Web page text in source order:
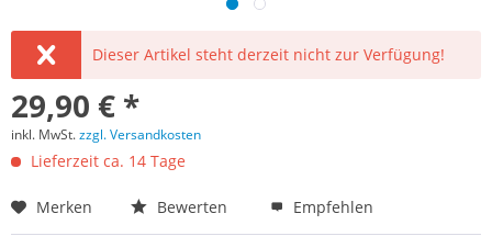
Dieser Artikel steht derzeit nicht zur Verfügung!
29,90 € *
inkl. MwSt.zzgl. Versandkosten
Lieferzeit ca. 14 Tage
Merken Bewerten Empfehlen